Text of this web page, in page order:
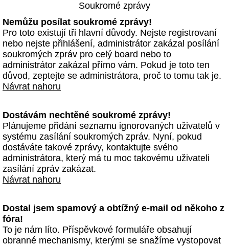
Soukromé zprávy
Nemůžu posílat soukromé zprávy!
Pro toto existují tři hlavní důvody. Nejste registrovaní
nebo nejste přihlášení, administrátor zakázal posílání
soukromých zpráv pro celý board nebo to
administrátor zakázal přímo vám. Pokud je toto ten
důvod, zeptejte se administrátora, proč to tomu tak je.
Návrat nahoru
Dostávám nechtěné soukromé zprávy!
Plánujeme přidání seznamu ignorovaných uživatelů v
systému zasílání soukromých zpráv. Nyní, pokud
dostáváte takové zprávy, kontaktujte svého
administrátora, který má tu moc takovému uživateli
zasílání zpráv zakázat.
Návrat nahoru
Dostal jsem spamový a obtížný e-mail od někoho z
fóra!
To je nám líto. Příspěvkové formuláře obsahují
obranné mechanismy, kterými se snažíme vystopovat